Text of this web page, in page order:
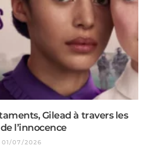
Gilead à travers les
l’innocence
01/07/2026